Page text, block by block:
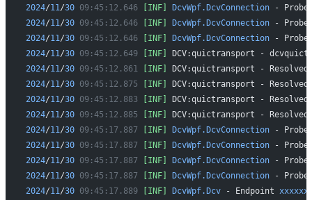
2024/11 /30 09:45:12.646 [INF] DcvWpf.DcvConnection - Probe
2024/11 /30 09:45:12.646 [INF] DcvWpf.DcvConnection - Probe
2024/11 /30 09:45:12.646 [INF] DcvWpf.DcvConnection - Probe
2024/11 /30 09:45:12.649 [INF]
DCV:quictransport -
2024/11 /30 09:45:12.861 [INF]
DCV:quictransport - Resolved
2024/11 /30 09:45:12.875 [INF]
DCV:quictransport - Resolved
2024/11 /30 09:45:12.883 [INF]
DCV:quictransport - Resolved
2024/11 /30 09:45:12.885 [INF]
DCV:quictransport - Resolved
2024/11 /30 09:45:17.887 [INF] DcvWpf.DcvConnection - Probe
2024/11 /30 09:45:17.887 [INF] DcvWpf.DcvConnection - Probe
2024/11 /30 09:45:17.887 [INF] DcvWpf.DcvConnection - Probe
2024/11 /30 09:45:17.887 [INF] DcvWpf.DcvConnection - Probe
2024/11 /30 09:45:17.889 [INF] DcvWpf.Dcv - Endpoint